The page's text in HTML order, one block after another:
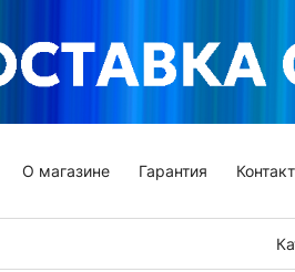
О магазине Гарантия